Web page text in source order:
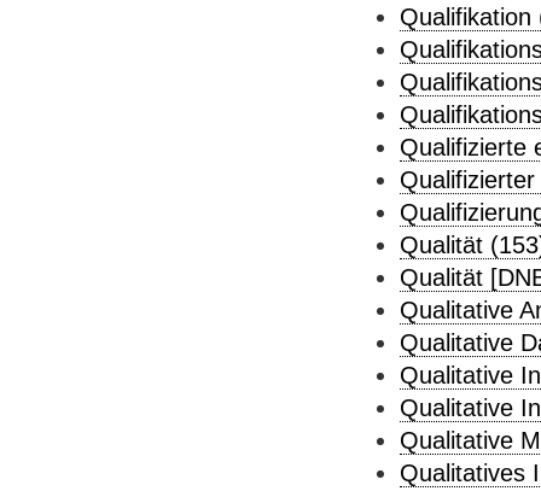
Qualifikation
Qualifizierte
Qualität
Qualität
Qualitative
Qualitative
Qualitative
Qualitative
Qualitative
Qualitatives